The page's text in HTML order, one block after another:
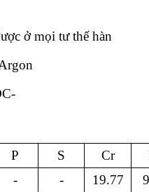
ở mọi tư thế hàn
P S Cr
- - 19.77